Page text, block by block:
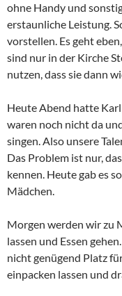
ohne Handy und
erstaunliche Leistung.
vorstellen. Es geht
sind nur in der Kirche
nutzen, dass sie dann
Heute Abend hatte
waren noch nicht da
singen. Also unsere
Das Problem ist nur,
kennen. Heute gab es
Mädchen.
Morgen werden wir zu
lassen und Essen
nicht genügend Platz
einpacken lassen und